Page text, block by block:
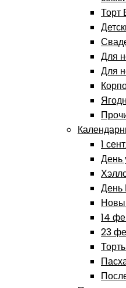
Торт
Для
Для
1
День
День
14
23